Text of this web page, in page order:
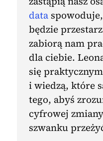
dataspowoduje,
będzie
zabiorą nam
dla ciebie.
się
i wiedzą, które
tego, abyś
cyfrowej
szwanku